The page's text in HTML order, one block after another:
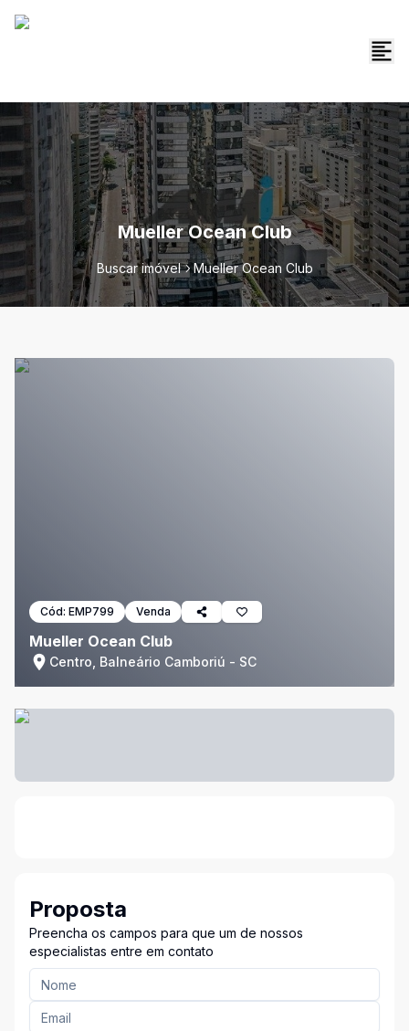
Mueller Ocean Club
Buscar imóvel Mueller Ocean Club
Cód: EMP799 Venda
Mueller Ocean Club
Centro, Balneário Camboriú - SC
Proposta
Preencha os campos para que um de nossos
especialistas entre em contato